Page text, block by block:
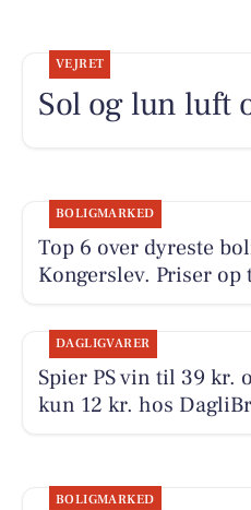
VEJRET
Sol og lun luft
BOLIGMARKED
Top 6 over dyreste
Kongerslev. Priser
DAGLIGVARER
Spier PS vin til 39 kr.
kun 12 kr. hos
BOLIGMARKED